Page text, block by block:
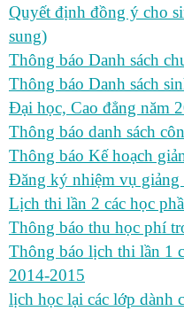
Quyết định đồng ý cho
sung)
Thông báo Danh sách
Thông báo Danh sách
Đại học, Cao đẳng năm
Thông báo danh sách
Thông báo Kế hoạch
Đăng ký nhiệm vụ giảng
Lịch thi lần 2 các học
Thông báo thu học phí
Thông báo lịch thi lần 1
2014-2015
lịch học lại các lớp dành